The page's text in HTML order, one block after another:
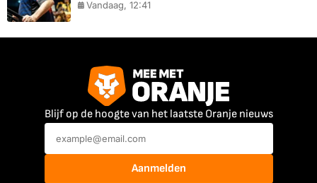
Vandaag, 12:41
Blijf op de hoogte van het laatste Oranje nieuws
Aanmelden